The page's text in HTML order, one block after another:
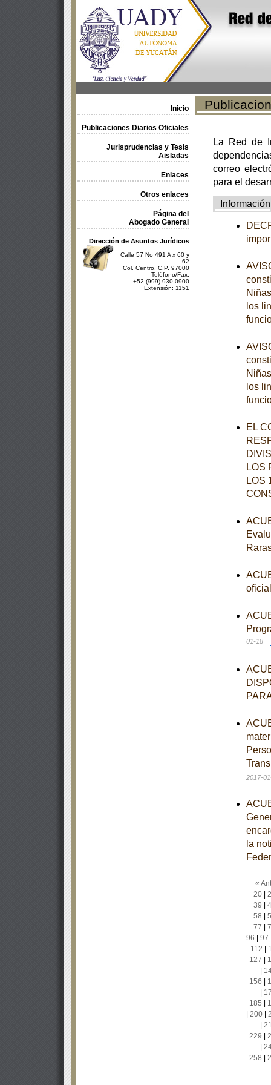
Inicio
Publicaciones Diarios Oficiales
Jurisprudencias y Tesis
Aisladas
Enlaces
Otros enlaces
Página del
Abogado General
Dirección de Asuntos Jurídicos
Calle 57 No 491 A x 60 y
62
Col. Centro, C.P. 97000
Teléfono/Fax:
+52 (999) 930-0900
Extensión: 1151
La Red de
correo
para el
Información
los
los
EL
LOS
LOS
01-18
2017-
la
«
20|
39
58
77
96
97
112
127
156
185
200|
229
258